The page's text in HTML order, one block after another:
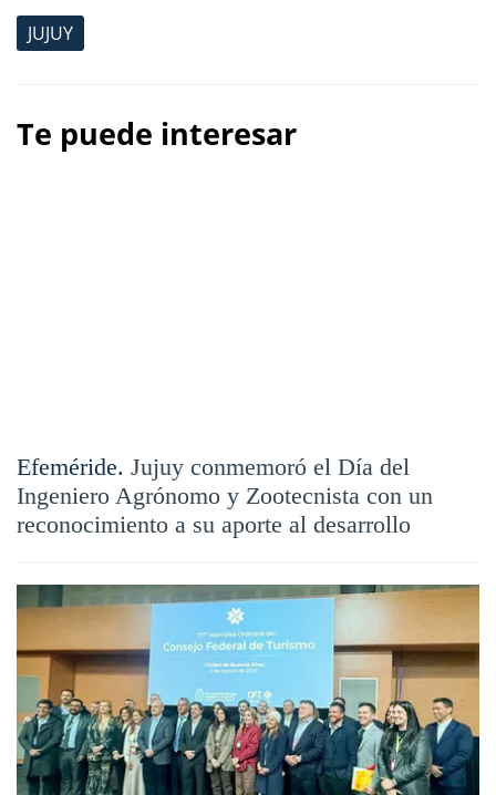
JUJUY
Te puede interesar
Efeméride. Jujuy conmemoró el Día del
Ingeniero Agrónomo y Zootecnista con un
reconocimiento a su aporte al desarrollo